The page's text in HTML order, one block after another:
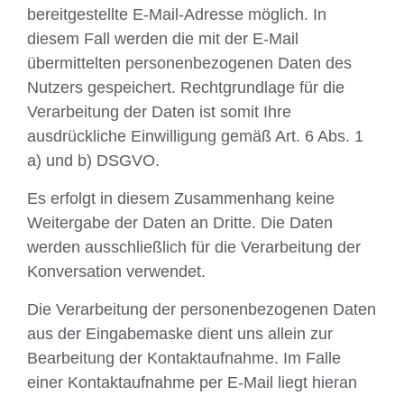
bereitgestellte E-Mail-Adresse möglich. In
diesem Fall werden die mit der E-Mail
übermittelten personenbezogenen Daten des
Nutzers gespeichert. Rechtgrundlage für die
Verarbeitung der Daten ist somit Ihre
ausdrückliche Einwilligung gemäß Art. 6 Abs. 1
a) und b) DSGVO.
Es erfolgt in diesem Zusammenhang keine
Weitergabe der Daten an Dritte. Die Daten
werden ausschließlich für die Verarbeitung der
Konversation verwendet.
Die Verarbeitung der personenbezogenen Daten
aus der Eingabemaske dient uns allein zur
Bearbeitung der Kontaktaufnahme. Im Falle
einer Kontaktaufnahme per E-Mail liegt hieran